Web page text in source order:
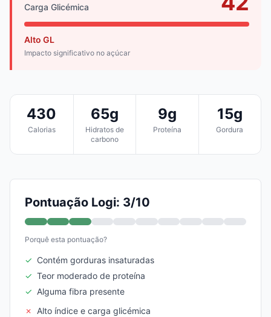
Carga Glicémica
Alto GL
Impacto significativo no açúcar
430
Calorias
65g
Hidratos de
carbono
9g
Proteína
15g
Gordura
Pontuação Logi: 3/10
Porquê esta pontuação?
✓ Contém gorduras insaturadas
✓ Teor moderado de proteína
✓ Alguma fibra presente
✗
Alto índice e carga glicémica